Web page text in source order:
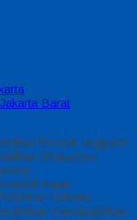
Barat
Produk unggulan
WhatsApp:
Fase
Individu
membutuhkan